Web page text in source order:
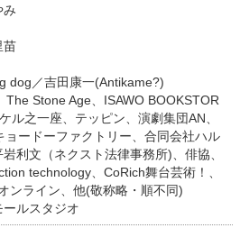
み
苗
dog／吉田康一(Antikame?)
Stone Age、ISAWO BOOKSTOR
ル之一座、テッピン、演劇集団AN、
ョードーファクトリー、合同会社ハル
利文（ネクスト法律事務所)、俳協、
technology、CoRich舞台芸術！、
ンライン、他(敬称略・順不同)
ルスタジオ